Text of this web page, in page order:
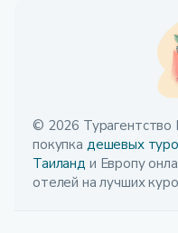
© 2026 Турагентство
покупка дешевых
Таиланд и Европу
отелей на лучших